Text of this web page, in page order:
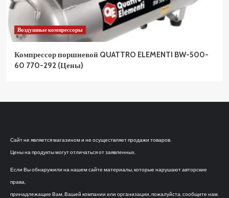
Воздушные компрессоры
Компрессор поршневой QUATTRO ELEMENTI BW-500-
60 770-292 (Цены)
Сайт не является магазином и не осуществляет продажи товаров.
Цены на продукты могут отличаться от заявленных.
Если Вы обнаружили на нашем сайте материалы, которые нарушают авторские
права,
принадлежащие Вам, Вашей компании или организации, пожалуйста, сообщите нам.